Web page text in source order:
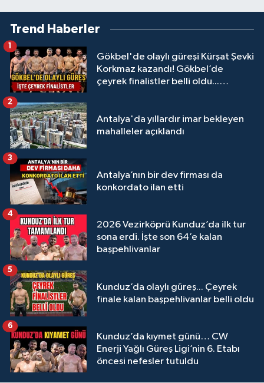
Trend Haberler
Gökbel'de olaylı güreşi Kürşat Şevki
Korkmaz kazandı! Gökbel’de
çeyrek finalistler belli oldu...
1
Antalya'da yıllardır imar bekleyen
mahalleler açıklandı
2
Antalya’nın bir dev firması da
konkordato ilan etti
3
2026 Vezirköprü Kunduz’da ilk tur
sona erdi. İşte son 64’e kalan
başpehlivanlar
4
Kunduz’da olaylı güreş... Çeyrek
finale kalan başpehlivanlar belli oldu
5
Kunduz’da kıymet günü… CW
Enerji Yağlı Güreş Ligi’nin 6. Etabı
öncesi nefesler tutuldu
6